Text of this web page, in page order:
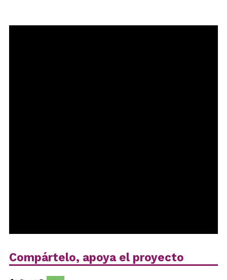
Compártelo, apoya el proyecto